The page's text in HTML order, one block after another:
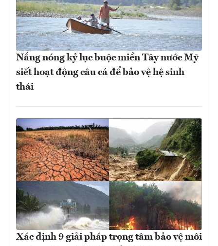
Nắng nóng kỷ lục buộc miền Tây nước Mỹ
siết hoạt động câu cá để bảo vệ hệ sinh
thái
Xác định 9 giải pháp trọng tâm bảo vệ môi